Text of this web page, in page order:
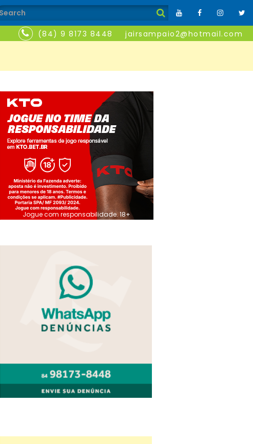
(84) 9 8173 8448 jairsampaio2@hotmail.com
Jogue com responsabilidade. 18+